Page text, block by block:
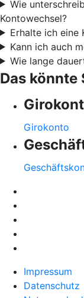
Wie
Kontowechsel?
Erhalte ich eine
Kann ich auch
Wie lange
Das könnte
Girokonto
Impressum
Datenschutz